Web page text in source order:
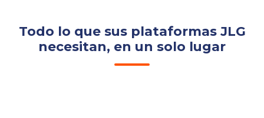
Todo lo que sus plataformas JLG
necesitan, en un solo lugar